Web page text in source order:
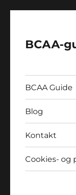
BCAA-
BCAA Guide
Blog
Kontakt
Cookies- og